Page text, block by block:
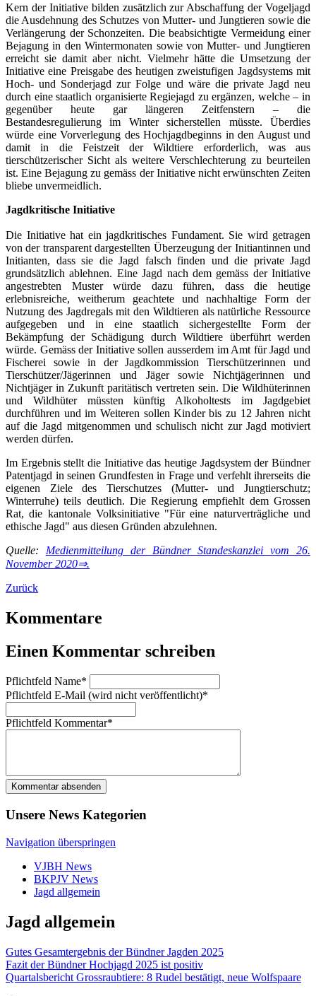
Kern der Initiative bilden zusätzlich zur Abschaffung der Vogeljagd
die Ausdehnung des Schutzes von Mutter- und Jungtieren sowie die
Verlängerung der Schonzeiten. Die beabsichtigte Vermeidung einer
Bejagung in den Wintermonaten sowie von Mutter- und Jungtieren
erreicht sie damit aber nicht. Vielmehr hätte die Umsetzung der
Initiative eine Preisgabe des heutigen zweistufigen Jagdsystems mit
Hoch- und Sonderjagd zur Folge und wäre die private Jagd neu
durch eine staatlich organisierte Regiejagd zu ergänzen, welche – in
gegenüber heute gar längeren Zeitfenstern – die
Bestandesregulierung im Winter sicherstellen müsste. Überdies
würde eine Vorverlegung des Hochjagdbeginns in den August und
damit in die Feistzeit der Wildtiere erforderlich, was aus
tierschützerischer Sicht als weitere Verschlechterung zu beurteilen
ist. Eine Bejagung zu gemäss der Initiative nicht erwünschten Zeiten
bliebe unvermeidlich.
Jagdkritische Initiative
Die Initiative hat ein jagdkritisches Fundament. Sie wird getragen
von der transparent dargestellten Überzeugung der Initiantinnen und
Initianten, dass sie die Jagd falsch finden und die private Jagd
grundsätzlich ablehnen. Eine Jagd nach dem gemäss der Initiative
angestrebten Muster würde dazu führen, dass die heutige
erlebnisreiche, weitherum geachtete und nachhaltige Form der
Nutzung des Jagdregals mit den Wildtieren als natürliche Ressource
aufgegeben und in eine staatlich sichergestellte Form der
Bekämpfung der Schädigung durch Wildtiere überführt werden
würde. Gemäss der Initiative sollen ausserdem im Amt für Jagd und
Fischerei sowie in der Jagdkommission Tierschützerinnen und
Tierschützer/Jägerinnen und Jäger sowie Nichtjägerinnen und
Nichtjäger in Zukunft paritätisch vertreten sein. Die Wildhüterinnen
und Wildhüter müssten künftig Alkoholtests im Jagdgebiet
durchführen und im Weiteren sollen Kinder bis zu 12 Jahren nicht
auf die Jagd mitgenommen und schulisch nicht zur Jagd motiviert
werden dürfen.
Im Ergebnis stellt die Initiative das heutige Jagdsystem der Bündner
Patentjagd in seinen Grundfesten in Frage und verfehlt ihrerseits die
eigenen Ziele des Tierschutzes (Mutter- und Jungtierschutz;
Winterruhe) teils deutlich. Die Regierung empfiehlt dem Grossen
Rat, die kantonale Volksinitiative "Für eine naturverträgliche und
ethische Jagd" aus diesen Gründen abzulehnen.
Quelle: Medienmitteilung der Bündner Standeskanzlei vom 26.
November 2020⇒.
Zurück
Kommentare
Einen Kommentar schreiben
Pflichtfeld Name*
Pflichtfeld E-Mail (wird nicht veröffentlicht)*
Pflichtfeld Kommentar*
Kommentar absenden
Unsere News Kategorien
Navigation überspringen
VJBH News
BKPJV News
Jagd allgemein
Jagd allgemein
Gutes Gesamtergebnis der Bündner Jagden 2025
Fazit der Bündner Hochjagd 2025 ist positiv
Quartalsbericht Grossraubtiere: 8 Rudel bestätigt, neue Wolfspaare